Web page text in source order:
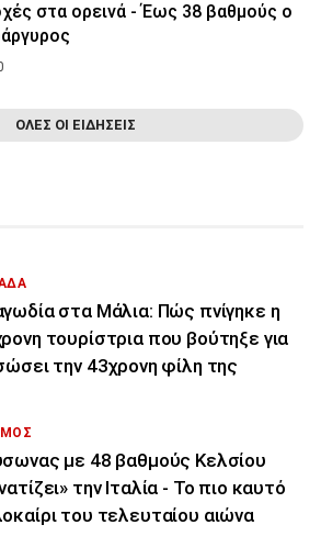
στα ορεινά - Έως 38 βαθμούς ο
ΟΛΕΣ ΟΙ ΕΙΔΗΣΕΙΣ
στα Μάλια: Πώς πνίγηκε η
τουρίστρια που βούτηξε για
την 43χρονη φίλη της
με 48 βαθμούς Κελσίου
την Ιταλία - Το πιο καυτό
του τελευταίου αιώνα